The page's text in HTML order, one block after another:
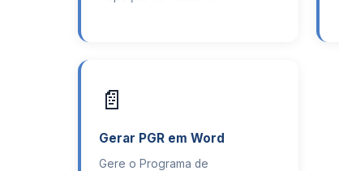
📄
Gerar PGR em Word
Gere o Programa de